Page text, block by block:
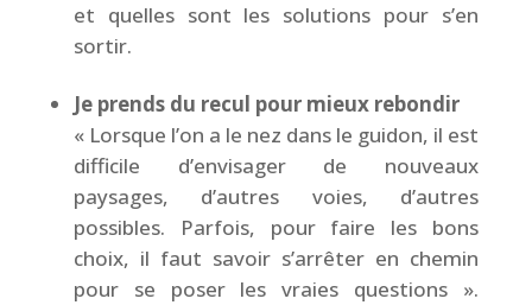
et quelles sont les solutions pour s’en
sortir.
Je prends du recul pour mieux rebondir
« Lorsque l’on a le nez dans le guidon, il est
difficile d’envisager de nouveaux
paysages, d’autres voies, d’autres
possibles. Parfois, pour faire les bons
choix, il faut savoir s’arrêter en chemin
pour se poser les vraies questions ».